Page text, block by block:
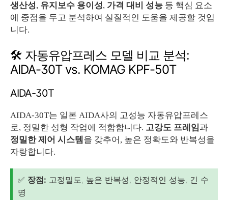
생산성, 유지보수 용이성, 가격 대비 성능 등 핵심 요소
에 중점을 두고 분석하여 실질적인 도움을 제공할 것입
니다.
🛠️ 자동유압프레스 모델 비교 분석:
AIDA-30T vs. KOMAG KPF-50T
AIDA-30T
AIDA-30T는 일본 AIDA사의 고성능 자동유압프레스
로, 정밀한 성형 작업에 적합합니다. 고강도 프레임과
정밀한 제어 시스템 을 갖추어, 높은 정확도와 반복성을
자랑합니다.
✅ 장점: 고정밀도, 높은 반복성, 안정적인 성능, 긴 수
명